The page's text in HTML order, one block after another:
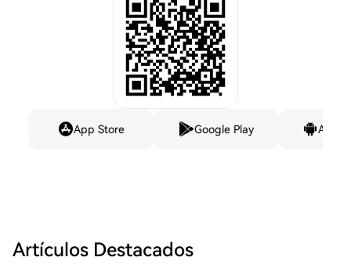
App Store Google Play
Artículos Destacados